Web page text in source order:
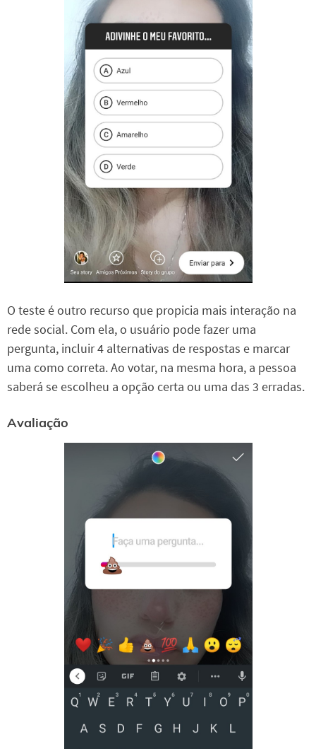
O teste é outro recurso que propicia mais interação na
rede social. Com ela, o usuário pode fazer uma
pergunta, incluir 4 alternativas de respostas e marcar
uma como correta. Ao votar, na mesma hora, a pessoa
saberá se escolheu a opção certa ou uma das 3 erradas.
Avaliação